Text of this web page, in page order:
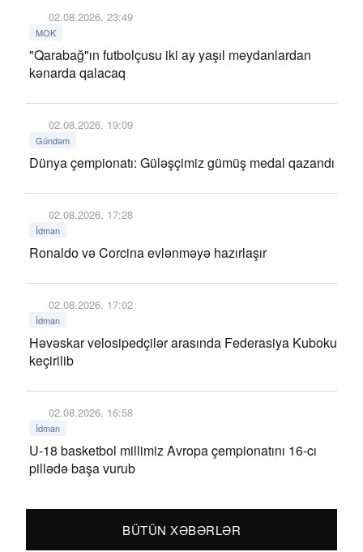
02.08.2026, 23:49
MOK
"Qarabağ"ın futbolçusu iki ay yaşıl meydanlardan
kənarda qalacaq
02.08.2026, 19:09
Gündəm
Dünya çempionatı: Güləşçimiz gümüş medal qazandı
02.08.2026, 17:28
İdman
Ronaldo və Corcina evlənməyə hazırlaşır
02.08.2026, 17:02
İdman
Həvəskar velosipedçilər arasında Federasiya Kuboku
keçirilib
02.08.2026, 16:58
İdman
U-18 basketbol millimiz Avropa çempionatını 16-cı
pillədə başa vurub
BÜTÜN XƏBƏRLƏR